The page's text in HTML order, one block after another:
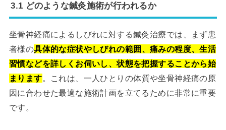
3.1 どのような鍼灸施術が行われるか
坐骨神経痛によるしびれに対する鍼灸治療では、まず患
者様の具体的な症状やしびれの範囲、痛みの程度、生活
習慣などを詳しくお伺いし、状態を把握することから始
まります。これは、一人ひとりの体質や坐骨神経痛の原
因に合わせた最適な施術計画を立てるために非常に重要
です。